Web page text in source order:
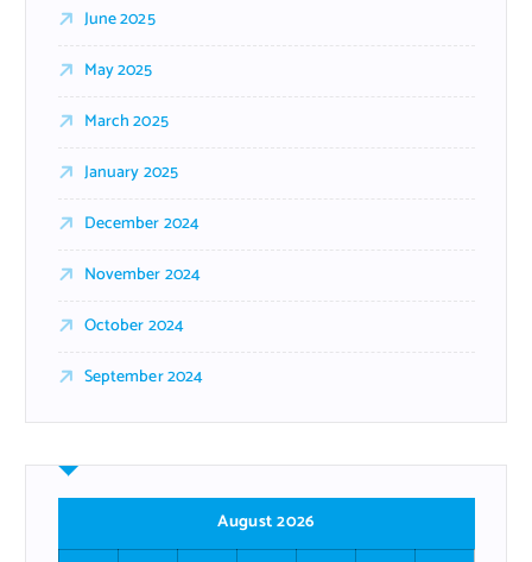
June 2025
May 2025
March 2025
January 2025
December 2024
November 2024
October 2024
September 2024
August 2026